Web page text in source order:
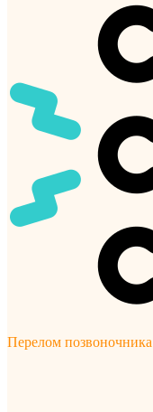
Перелом позвоночника